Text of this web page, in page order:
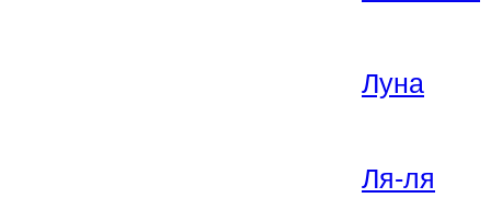
Луна
Ля-ля